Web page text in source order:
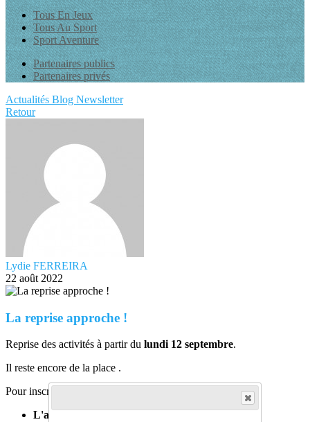
Tous En Jeux
Tous Au Sport
Sport Aventure
Partenaires publics
Partenaires privés
Actualités Blog Newsletter
Retour
Lydie FERREIRA
22 août 2022
La reprise approche !
Reprise des activités à partir du lundi 12 septembre.
Il reste encore de la place .
Pour inscrire votre enfant, trois possibilités :
L'adhésion en ligne